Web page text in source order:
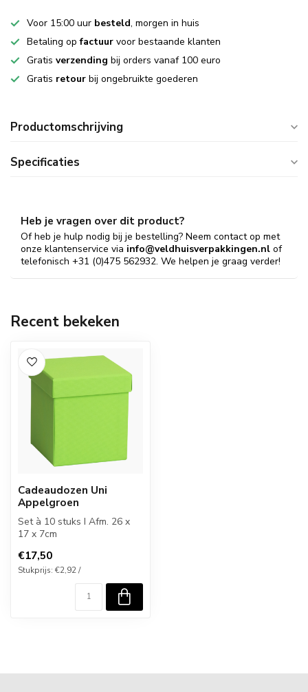
Voor 15:00 uur besteld, morgen in huis
Betaling opfactuur voor bestaande klanten
Gratis verzending bij orders vanaf 100 euro
Gratis retour bij ongebruikte goederen
Productomschrijving
Specificaties
Heb je vragen over dit product?
Of heb je hulp nodig bij je bestelling? Neem contact op met
onze klantenservice via info@veldhuisverpakkingen.nl of
telefonisch +31 (0)475 562932. We helpen je graag verder!
Recent bekeken
Cadeaudozen Uni
Appelgroen
Set à 10 stuks I Afm. 26 x
17 x 7cm
€17,50
Stukprijs: €2,92 /